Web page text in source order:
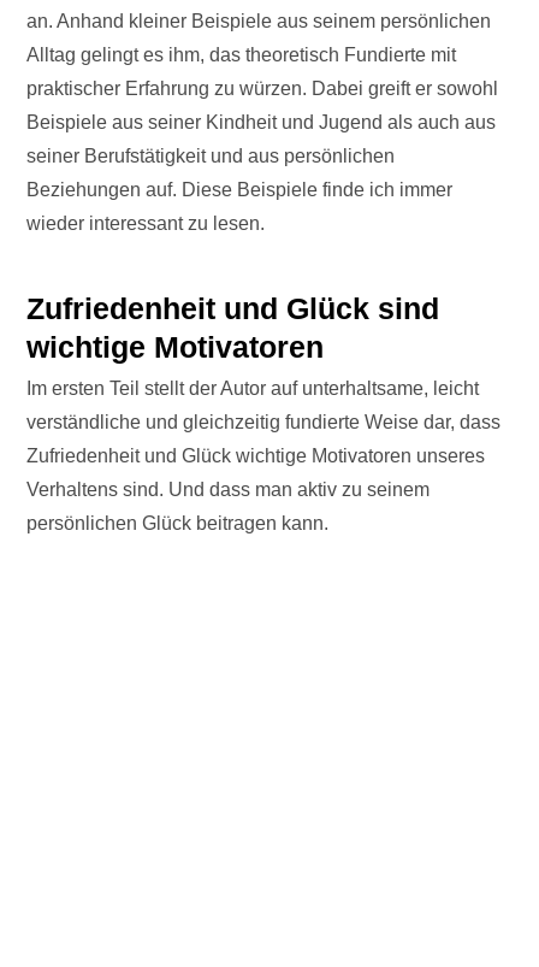
an. Anhand kleiner Beispiele aus seinem persönlichen
Alltag gelingt es ihm, das theoretisch Fundierte mit
praktischer Erfahrung zu würzen. Dabei greift er sowohl
Beispiele aus seiner Kindheit und Jugend als auch aus
seiner Berufstätigkeit und aus persönlichen
Beziehungen auf. Diese Beispiele finde ich immer
wieder interessant zu lesen.
Zufriedenheit und Glück sind
wichtige Motivatoren
Im ersten Teil stellt der Autor auf unterhaltsame, leicht
verständliche und gleichzeitig fundierte Weise dar, dass
Zufriedenheit und Glück wichtige Motivatoren unseres
Verhaltens sind. Und dass man aktiv zu seinem
persönlichen Glück beitragen kann.